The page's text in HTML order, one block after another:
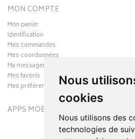
Nous
cookies
Nous utilisons des
technologies de
MON COMPTE
Mon panier
Identification
Mes commandes
Mes coordonnées
Ma messagerie
Mes favoris
Mes préférences Cookies
APPS MOBILES